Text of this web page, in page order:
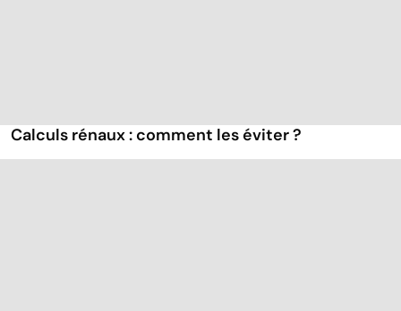
Calculs rénaux : comment les éviter ?